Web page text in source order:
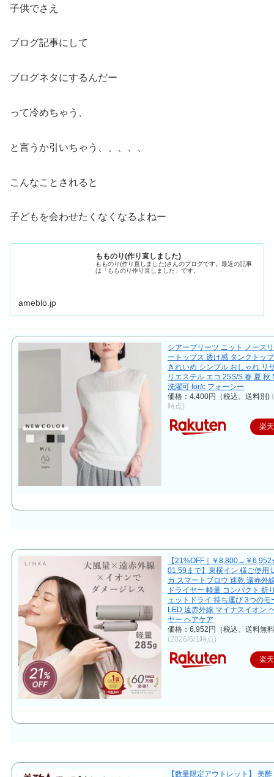
子供でさえ
ブログ記事にして
ブログネタにするんだー
って冷めちゃう、
と言うか引いちゃう、、、、、
こんなことされると
子どもを会わせたくなくなるよねー
もものり(作り直しました)
もものり(作り直しました)さんのブログです。最近の記事
は「もものり作り直しました」です。
ameblo.jp
シアープリーツ ニット ノース
ートップス 透け感 タンクトッ
きれいめ シンプル おしゃれ リ
リエステル エコ 25S/S 春 夏 秋
洗濯可 for/c フォーシー
価格：4,400円（税込、送料別)
時点)
楽
【21%OFF｜￥8,800→￥
01:59まで】東横イン 様ご使用
カ スマートブロウ 速乾 遠赤外
ドライヤー 軽量 コンパクト 折
ェットドライ 持ち運び 3つのモ
LED 遠赤外線 マイナスイオン
ヤー ヘアケア
価格：6,952円（税込、送料無
(2026/6/1時点)
楽
【数量限定アウトレット】 美